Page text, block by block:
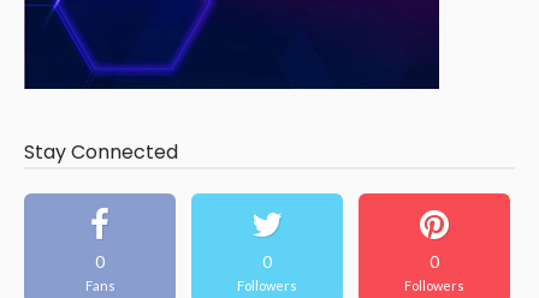
Stay Connected
0
Fans
0
Followers
0
Followers